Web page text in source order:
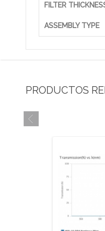
FILTER
ASSEMBLY TYPE
PRODUCTOS